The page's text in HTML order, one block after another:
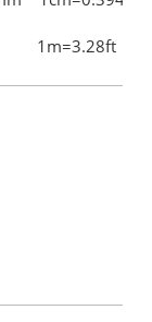
1m=3.28ft